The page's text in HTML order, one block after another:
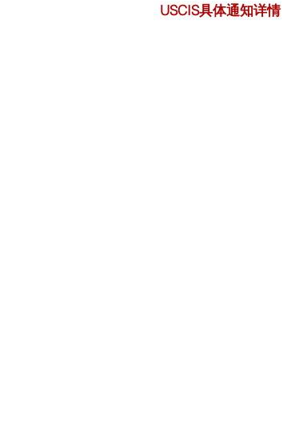
USCIS具体通知详情